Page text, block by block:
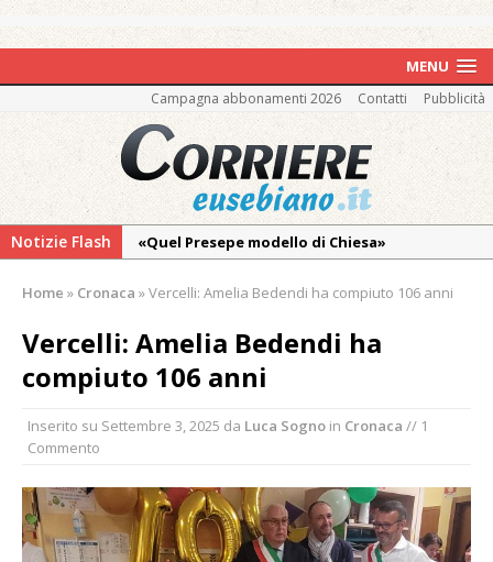
MENU
Campagna abbonamenti 2026 Contatti Pubblicità
Notizie Flash
«Quel Presepe modello di Chiesa»
Ringraziamento: convegno, messa e
mercatino agricolo
Quel giardino davanti all’ospedale curato da
otto soggetti autistici in cura all’Asl di
Vercelli
nell’Alto Novarese si contano i danni del
nubifragio di venerdì
Estate di sagre anche per i mezzi storici della
Home » Cronaca »Vercelli: Amelia Bedendi ha compiuto 106 anni
Vercelli: Amelia Bedendi ha
compiuto 106 anni
Inserito su Settembre 3, 2025 da Luca Sogno in Cronaca // 1
Commento